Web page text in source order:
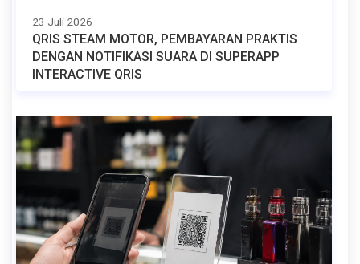
23 Juli 2026
QRIS STEAM MOTOR, PEMBAYARAN PRAKTIS
DENGAN NOTIFIKASI SUARA DI SUPERAPP
INTERACTIVE QRIS